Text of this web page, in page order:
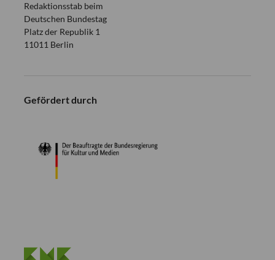
Redaktionsstab beim
Deutschen Bundestag
Platz der Republik 1
11011 Berlin
Gefördert durch